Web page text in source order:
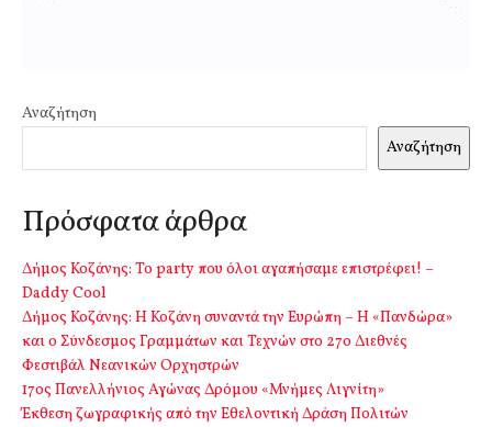
Αναζήτηση
Αναζήτηση
Πρόσφατα άρθρα
Δήμος Κοζάνης: Το party που όλοι αγαπήσαμε επιστρέφει! –
Daddy Cool
Δήμος Κοζάνης: Η Κοζάνη συναντά την Ευρώπη – Η «Πανδώρα»
και ο Σύνδεσμος Γραμμάτων και Τεχνών στο 27ο Διεθνές
Φεστιβάλ Νεανικών Ορχηστρών
17ος Πανελλήνιος Αγώνας Δρόμου «Μνήμες Λιγνίτη»
Έκθεση ζωγραφικής από την Εθελοντική Δράση Πολιτών